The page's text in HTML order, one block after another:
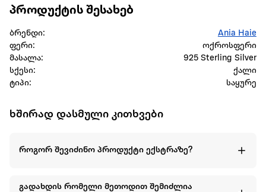
პროდუქტის შესახებ
ბრენდი:
Ania Haie
ფერი:
ოქროსფერი
მასალა:
925 Sterling Silver
სქესი:
ქალი
ტიპი:
საყურე
ხშირად დასმული კითხვები
როგორ შევიძინო პროდუქტი ექსტრაზე?
გადახდის რომელი მეთოდით შემიძლია